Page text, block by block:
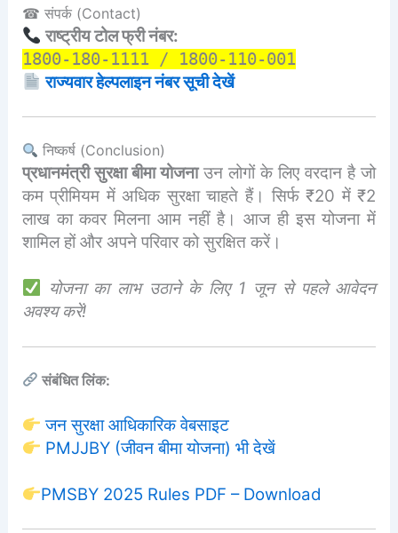
☎ संपर्क (Contact)
राष्ट्रीय टोल फ्री नंबर:
1800-180-1111 / 1800-110-001
राज्यवार हेल्पलाइन नंबर सूची देखें
निष्कर्ष (Conclusion)
प्रधानमंत्री सुरक्षा बीमा योजनाउन लोगों के लिए वरदान है जो
कम प्रीमियम में अधिक सुरक्षा चाहते हैं। सिर्फ ₹20 में ₹2
लाख का कवर मिलना आम नहीं है। आज ही इस योजना में
शामिल हों और अपने परिवार को सुरक्षित करें।
योजना का लाभ उठाने के लिए 1 जून से पहले आवेदन
अवश्य करें!
संबंधित लिंक:
जन सुरक्षा आधिकारिक वेबसाइट
PMJJBY (जीवन बीमा योजना) भी देखें
PMSBY 2025 Rules PDF – Download